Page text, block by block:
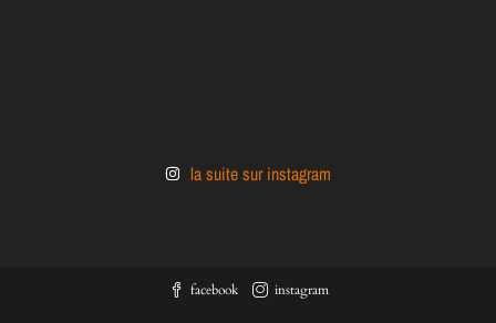
la suite sur instagram
facebook instagram